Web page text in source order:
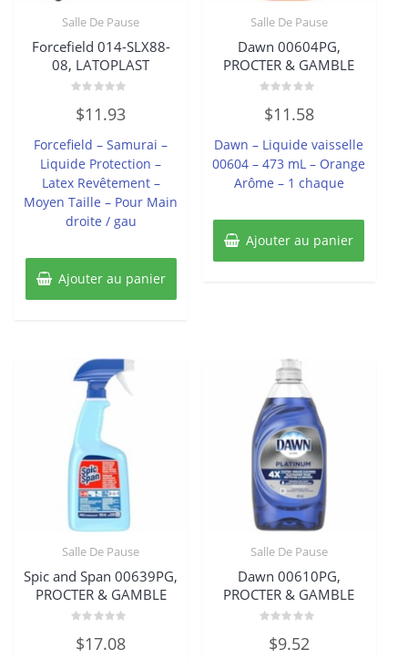
Salle De Pause
Forcefield 014-SLX88-
08, LATOPLAST
0
sur
$11.93
Forcefield – Samurai –
Liquide Protection –
Latex Revêtement –
Moyen Taille – Pour Main
droite / gau
Ajouter au panier
Salle De Pause
Dawn 00604PG,
PROCTER & GAMBLE
0
sur
$11.58
Dawn – Liquide vaisselle
00604 – 473 mL – Orange
Arôme – 1 chaque
Ajouter au panier
Salle De Pause
Spic and Span 00639PG,
PROCTER & GAMBLE
0
sur
$17.08
Salle De Pause
Dawn 00610PG,
PROCTER & GAMBLE
sur
$9.52